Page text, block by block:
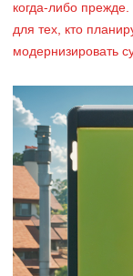
когда-либо
для тех, кто
модернизировать